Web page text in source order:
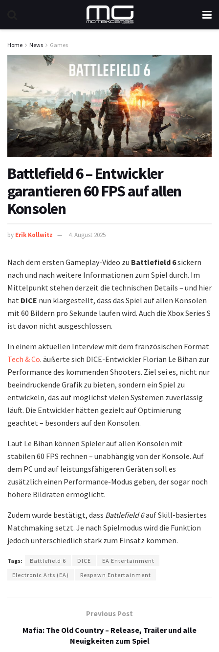
Home News Games
Battlefield 6 – Entwickler
garantieren 60 FPS auf allen
Konsolen
by Erik Kollwitz 4. August 2025
Nach dem ersten Gameplay-Video zu Battlefield 6sickern
nach und nach weitere Informationen zum Spiel durch. Im
Mittelpunkt stehen derzeit die technischen Details – und hier
hat DICE nun klargestellt, dass das Spiel auf allen Konsolen
mit 60 Bildern pro Sekunde laufen wird. Auch die Xbox Series S
ist davon nicht ausgeschlossen.
In einem aktuellen Interview mit dem französischen Format
Tech & Co. äußerte sich DICE-Entwickler Florian Le Bihan zur
Performance des kommenden Shooters. Ziel sei es, nicht nur
beeindruckende Grafik zu bieten, sondern ein Spiel zu
entwickeln, das auf möglichst vielen Systemen zuverlässig
läuft. Die Entwickler hätten gezielt auf Optimierung
geachtet – besonders auf den Konsolen.
Laut Le Bihan können Spieler auf allen Konsolen mit
stabilen 60 FPS rechnen – unabhängig von der Konsole. Auf
dem PC und auf leistungsfähigeren Geräten soll es
zusätzlich einen Performance-Modus geben, der sogar noch
höhere Bildraten ermöglicht.
Zudem wurde bestätigt, dass Battlefield 6auf Skill-basiertes
Matchmaking setzt. Je nach Spielmodus wird die Funktion
jedoch unterschiedlich stark zum Einsatz kommen.
Tags: Battlefield 6 DICE
EA Entertainment
Electronic Arts (EA)
Respawn Entertainment
Previous Post
Mafia: The Old Country – Release, Trailer und alle
Neuigkeiten zum Spiel